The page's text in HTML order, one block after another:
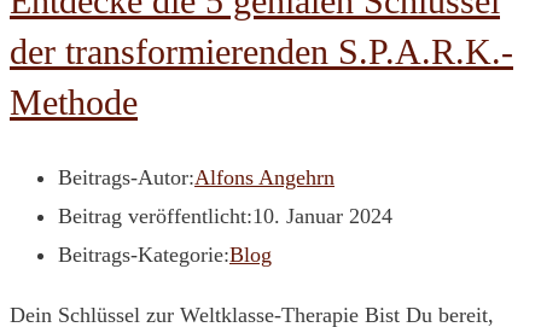
der transformierenden S.P.A.R.K.-
Methode
Beitrags-Autor:Alfons Angehrn
Beitrag veröffentlicht:10. Januar 2024
Beitrags-Kategorie:Blog
Dein Schlüssel zur Weltklasse-Therapie Bist Du bereit,